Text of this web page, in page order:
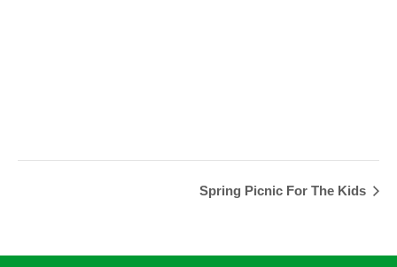
Spring Picnic For The Kids